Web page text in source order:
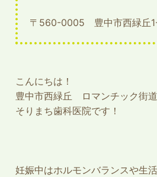
〒560-0005 豊中市西緑丘
こんにちは！
豊中市西緑丘 ロマンチック街
そりまち歯科医院です！
妊娠中はホルモンバランスや生